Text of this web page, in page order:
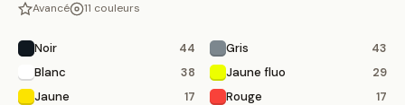
Avancé 11 couleurs
Noir 44 Gris 43
Blanc 38 Jaune fluo 29
Jaune 17 Rouge 17